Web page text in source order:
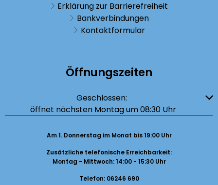
Erklärung zur Barrierefreiheit
Bankverbindungen
Kontaktformular
Öffnungszeiten
Klicken, um weitere Öffnungs- oder Schließzeiten auszublenden
Geschlossen:
öffnet nächsten Montag um 08:30 Uhr
Am 1. Donnerstag im Monat bis 19:00 Uhr
Zusätzliche telefonische Erreichbarkeit:
Montag - Mittwoch: 14:00 - 15:30 Uhr
Telefon: 06246 690